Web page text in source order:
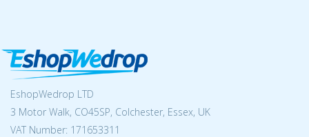
EshopWedrop LTD
3 Motor Walk, CO45SP, Colchester, Essex, UK
VAT Number: 171653311